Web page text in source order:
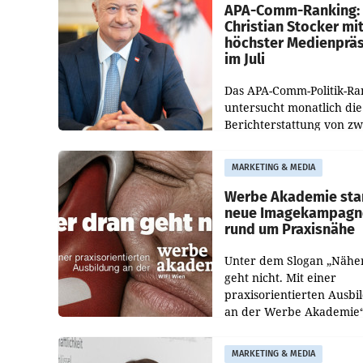
APA-Comm-Ranking:
Christian Stocker mit
höchster
im Juli
Das APA-Comm-Politik-
untersucht monatlich die
Berichterstattung von
Tageszeitungen und
welche Politikerinnen und
Politiker Österreichs die
MARKETING & MEDIA
Werbe Akademie
neue
rund um Praxisnähe
Unter dem Slogan
geht nicht. Mit einer
praxisorientierten
an der Werbe
WIFI Wien eine neue
MARKETING & MEDIA